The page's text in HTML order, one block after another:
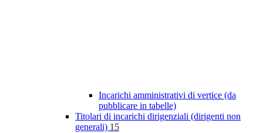
Incarichi amministrativi di vertice (da
pubblicare in tabelle)
Titolari di incarichi dirigenziali (dirigenti non
generali) 15